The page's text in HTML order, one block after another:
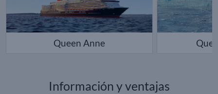
Queen Anne
Información y ventajas